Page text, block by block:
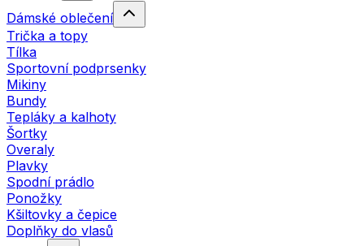
Dámské oblečení
Trička a topy
Tílka
Sportovní podprsenky
Mikiny
Bundy
Tepláky a kalhoty
Šortky
Overaly
Plavky
Spodní prádlo
Ponožky
Kšiltovky a čepice
Doplňky do vlasů